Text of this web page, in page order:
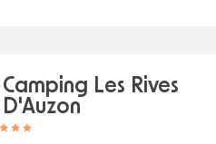
Camping Les Rives
D'Auzon